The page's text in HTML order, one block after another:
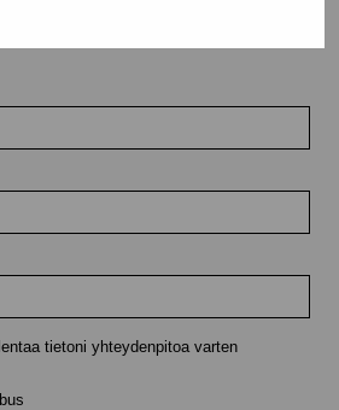
tietoni yhteydenpitoa varten